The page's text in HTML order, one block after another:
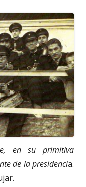
en su primitiva
de la presidencia.